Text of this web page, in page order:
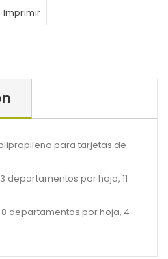
Imprimir
para tarjetas de
departamentos por hoja, 11
departamentos por hoja, 4